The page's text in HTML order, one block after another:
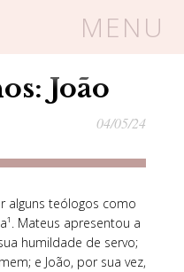
MENU
mulheres
em Cristo
Login
João
04/05/24
alguns teólogos como
Mateus apresentou a
humildade de servo;
e João, por sua vez,